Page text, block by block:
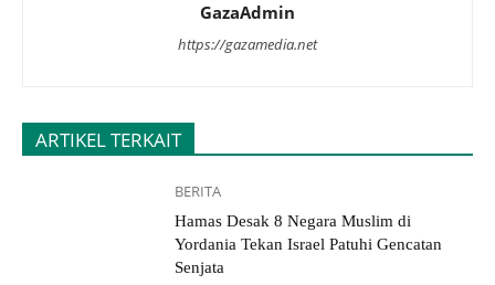
GazaAdmin
https://gazamedia.net
ARTIKEL TERKAIT
BERITA
Hamas Desak 8 Negara Muslim di
Yordania Tekan Israel Patuhi Gencatan
Senjata